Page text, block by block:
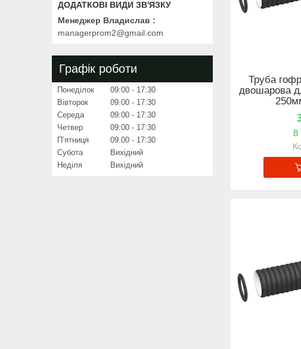
Труба
двошарова
В
Менеджер Владислав
managerprom2@gmail.com
Графік роботи
Понеділок 09:00
17:30
Вівторок
09:00
17:30
Середа
09:00
17:30
Четвер
09:00
17:30
Пʼятниця
09:00
17:30
Субота
Вихідний
Неділя
Вихідний